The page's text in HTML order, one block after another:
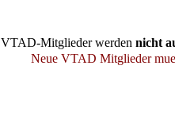
VTAD-Mitglieder werden nicht
Neue VTAD Mitglieder